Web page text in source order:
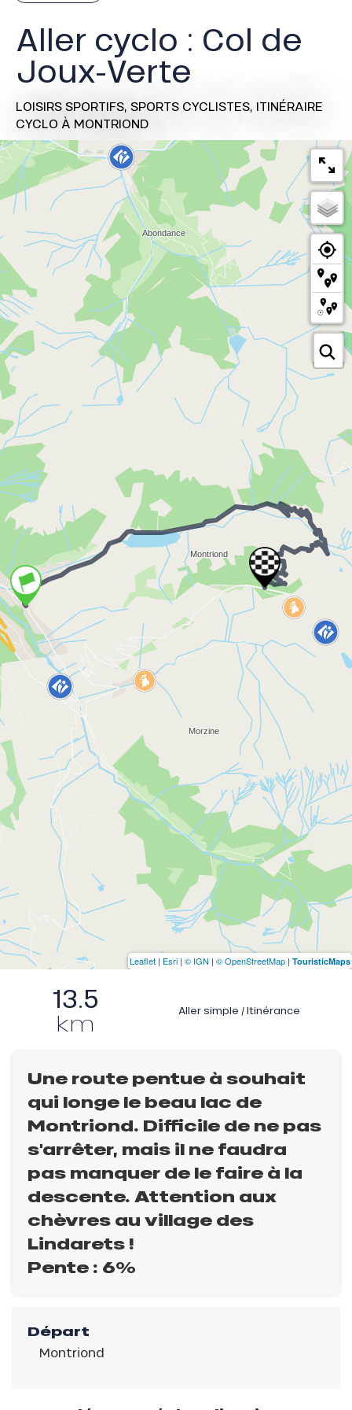
Aller cyclo : Col de
Joux-Verte
LOISIRS SPORTIFS, SPORTS CYCLISTES, ITINÉRAIRE
CYCLO À MONTRIOND
13.5
km Aller simple / Itinérance
Une route pentue à souhait
qui longe le beau lac de
Montriond. Difficile de ne pas
s'arrêter, mais il ne faudra
pas manquer de le faire à la
descente. Attention aux
chèvres au village des
Lindarets !
Pente : 6%
Départ
Montriond
Leaflet | Esri | © IGN | © OpenStreetMap | TouristicMaps